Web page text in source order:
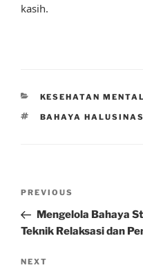
kasih.
CATEGORIES
KESEHATAN MENTAL
TAGS
BAHAYA
Previous
Post
PREVIOUS
Mengelola Bahaya
Teknik Relaksasi dan
Next
NEXT